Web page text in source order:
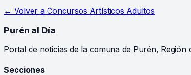
← Volver a Concursos Artísticos Adultos
Purén al Día
Portal de noticias de la comuna de Purén, Región
Secciones